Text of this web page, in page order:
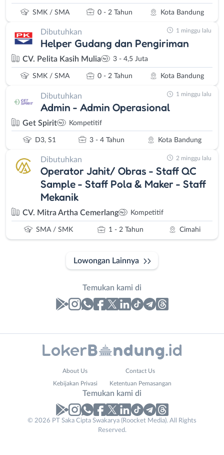
SMK / SMA 0 - 2 Tahun Kota Bandung
Dibutuhkan
Helper Gudang dan Pengiriman
CV. Pelita Kasih Mulia 3 - 4,5 Juta
SMK / SMA 0 - 2 Tahun Kota Bandung
1 minggu lalu
Dibutuhkan
Admin - Admin Operasional
Get Spirit Kompetitif
D3, S1 3 - 4 Tahun Kota Bandung
1 minggu lalu
Dibutuhkan
Operator Jahit/ Obras - Staff QC
Sample - Staff Pola & Maker - Staff
Mekanik
CV. Mitra Artha Cemerlang Kompetitif
SMA / SMK 1 - 2 Tahun Cimahi
2 minggu lalu
Lowongan Lainnya
Temukan kami di
Lowongan
No. Telp /
About Us Contact Us
Kebijakan Privasi Ketentuan Pemasangan
Temukan kami di
© 2026 PT Saka Cipta Swakarya (Roocket Media). All Rights
Reserved.